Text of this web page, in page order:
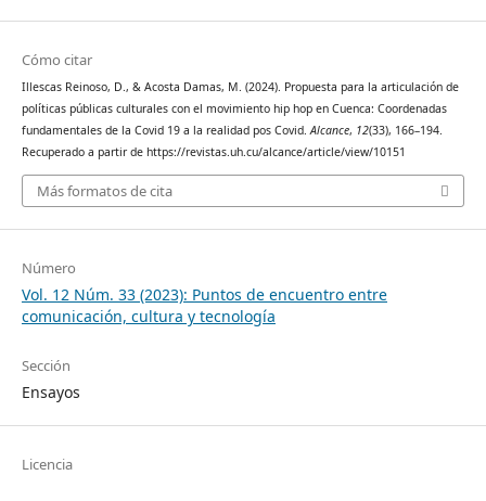
Cómo citar
Illescas Reinoso, D., & Acosta Damas, M. (2024). Propuesta para la articulación de
políticas públicas culturales con el movimiento hip hop en Cuenca: Coordenadas
fundamentales de la Covid 19 a la realidad pos Covid.Alcance, 12(33), 166–194.
Recuperado a partir de https://revistas.uh.cu/alcance/article/view/10151
Más formatos de cita
Número
Vol. 12 Núm. 33 (2023): Puntos de encuentro entre
comunicación, cultura y tecnología
Sección
Ensayos
Licencia